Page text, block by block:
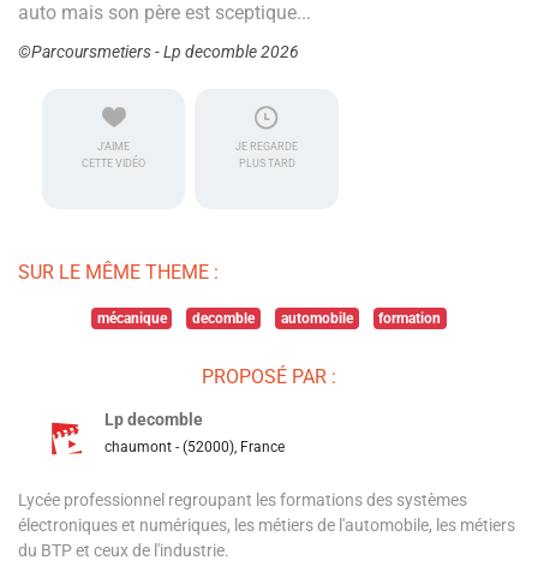
auto mais son père est sceptique...
©Parcoursmetiers - Lp decomble 2026
J'AIME
CETTE VIDÉO
JE REGARDE
PLUS TARD
SUR LE MÊME THEME :
mécanique decomble automobile formation
PROPOSÉ PAR :
Lp decomble
chaumont - (52000), France
Lycée professionnel regroupant les formations des systèmes
électroniques et numériques, les métiers de l'automobile, les métiers
du BTP et ceux de l'industrie.